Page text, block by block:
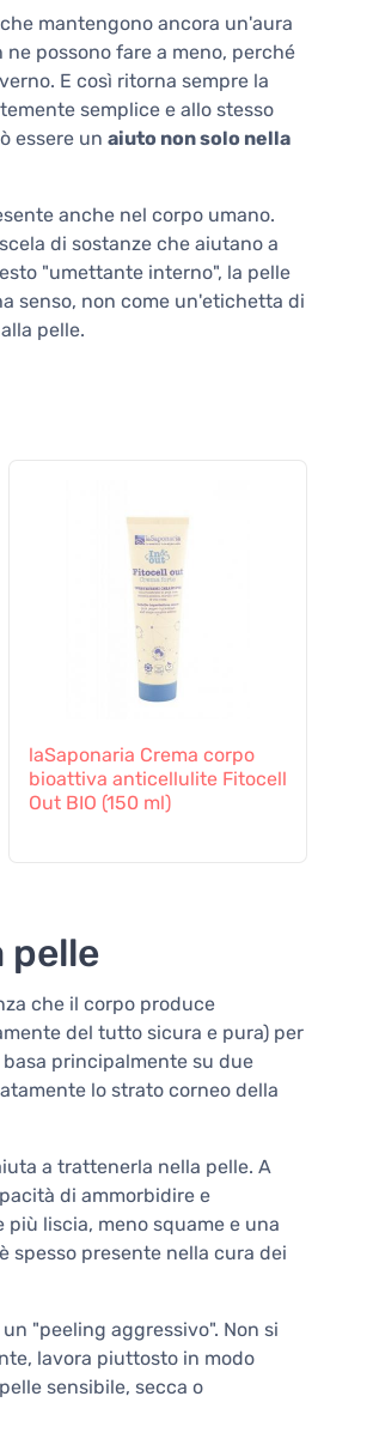
mantengono ancora un'aura
possono fare a meno, perché
E così ritorna sempre la
semplice e allo stesso
essere un aiuto non solo nella
anche nel corpo umano.
di sostanze che aiutano a
"umettante interno", la pelle
senso, non come un'etichetta di
pelle.
laSaponaria Crema corpo
bioattiva anticellulite Fitocell
Out BIO (150 ml)
pelle
che il corpo produce
del tutto sicura e pura) per
principalmente su due
lo strato corneo della
a trattenerla nella pelle. A
di ammorbidire e
liscia, meno squame e una
spesso presente nella cura dei
"peeling aggressivo". Non si
lavora piuttosto in modo
sensibile, secca o